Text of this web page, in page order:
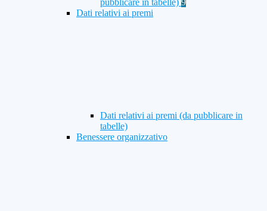
pubblicare in tabelle) 9
Dati relativi ai premi
Dati relativi ai premi (da pubblicare in
tabelle)
Benessere organizzativo